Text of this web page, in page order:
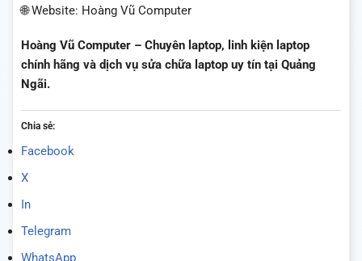
🌐 Website: Hoàng Vũ Computer
Hoàng Vũ Computer – Chuyên laptop, linh kiện laptop
chính hãng và dịch vụ sửa chữa laptop uy tín tại Quảng
Ngãi.
Chia sẻ:
Facebook
X
In
Telegram
WhatsApp